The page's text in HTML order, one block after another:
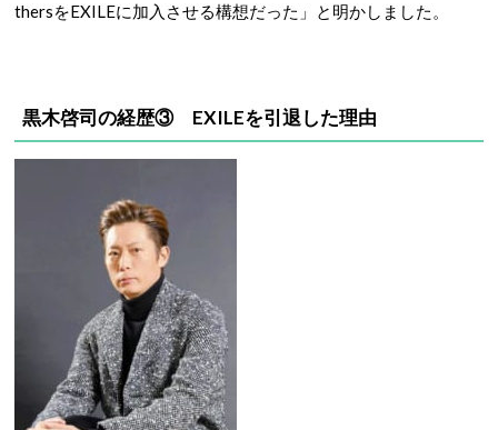
thersをEXILEに加入させる構想だった」と明かしました。
黒木啓司の経歴③ EXILEを引退した理由